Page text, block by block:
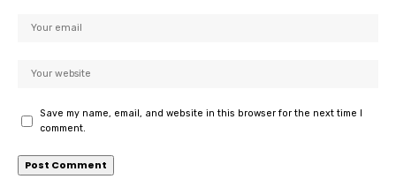
Save my name, email, and website in this browser for the next time I
comment.